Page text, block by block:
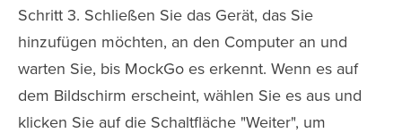
Schritt 3. Schließen Sie das Gerät, das Sie
hinzufügen möchten, an den Computer an und
warten Sie, bis MockGo es erkennt. Wenn es auf
dem Bildschirm erscheint, wählen Sie es aus und
klicken Sie auf die Schaltfläche "Weiter", um